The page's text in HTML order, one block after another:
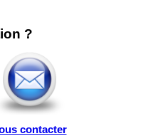
?
contacter